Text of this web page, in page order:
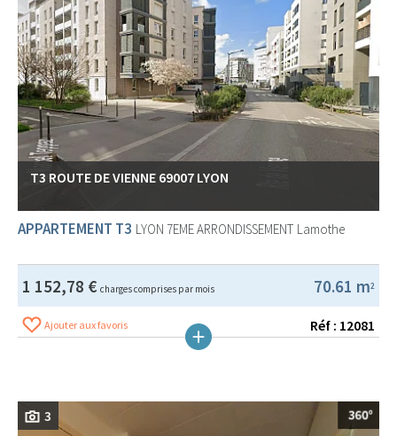
T3 ROUTE DE VIENNE 69007 LYON
APPARTEMENT T3 LYON 7EME ARRONDISSEMENT Lamothe
70.61 m2
1 152,78 € charges comprises par mois
Ajouter aux favoris Réf : 12081
3